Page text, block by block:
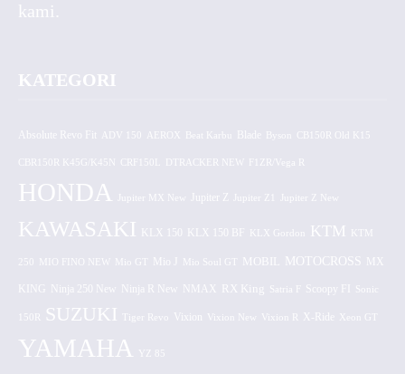
kami.
KATEGORI
Absolute Revo Fit ADV 150 AEROX CB150R Old K15
CBR150R K45G/K45N CRF150L DTRACKER NEW F1ZR/Vega R
HONDA Jupiter MX New Jupiter Z
KAWASAKI KLX 150 KLX 150 BF KLX Gordon KTM KTM
250 MIO FINO NEW Mio GT Mio J Mio Soul GT MOBIL MOTOCROSS MX
KING Ninja 250 New Ninja R New NMAX RX King Satria F Scoopy FI Sonic
150R SUZUKI Tiger Revo Vixion Vixion New Vixion R X-Ride Xeon GT
YAMAHA YZ 85